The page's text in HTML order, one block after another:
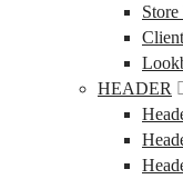
HEADER